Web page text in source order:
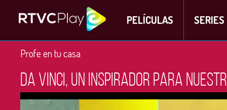
PELÍCULAS SERIES
Profe en tu casa
Da Vinci, un inspirador para